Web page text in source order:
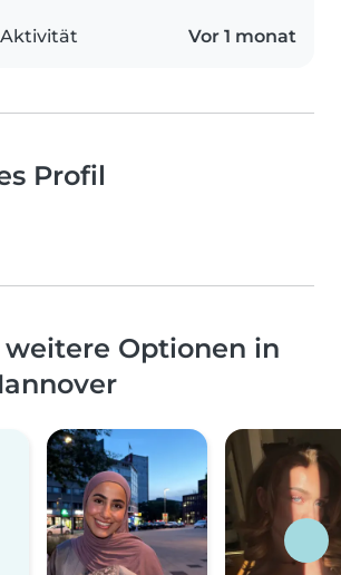
Vor 1 monat
Profil
weitere Optionen in